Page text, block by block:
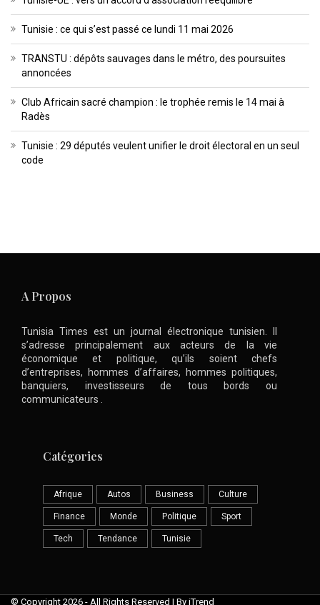
Tunisie : ce qui s’est passé ce lundi 11 mai 2026
TRANSTU : dépôts sauvages dans le métro, des poursuites
annoncées
Club Africain sacré champion : le trophée remis le 14 mai à
Radès
Tunisie : 29 députés veulent unifier le droit électoral en un seul
code
A Propos
Tunisia Times est un journal électronique tunisien. Il
s’adresse principalement aux acteurs de la vie
économique et politique, qu’ils soient chefs
d’entreprises, hommes d’affaires, hommes politiques,
banquiers, investisseurs de tous bords ou
communicateurs .
Catégories
Afrique Autos Business Culture
Finance Monde Politique Sport
Tech Tendance Tunisie
© Copyright 2026 - All Rights Reserved | By iTrend